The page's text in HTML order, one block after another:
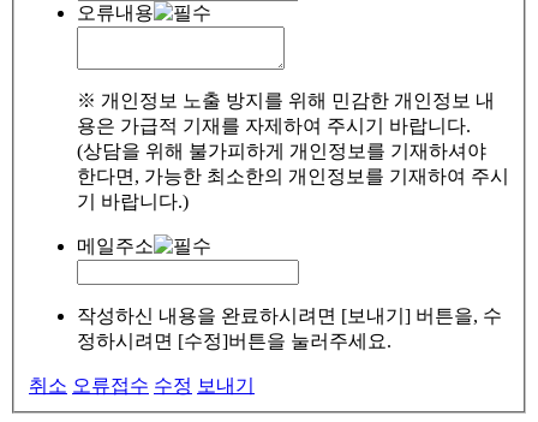
오류내용
※ 개인정보 노출 방지를 위해 민감한 개인정보 내
용은 가급적 기재를 자제하여 주시기 바랍니다.
(상담을 위해 불가피하게 개인정보를 기재하셔야
한다면, 가능한 최소한의 개인정보를 기재하여 주시
기 바랍니다.)
메일주소
작성하신 내용을 완료하시려면 [보내기] 버튼을, 수
정하시려면 [수정]버튼을 눌러주세요.
취소 오류접수 수정 보내기